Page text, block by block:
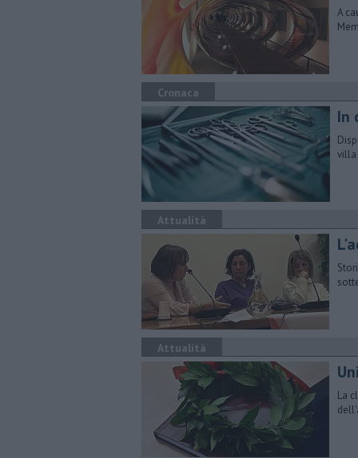
A
Cronaca
In
villa
Attualità
Attualità
La